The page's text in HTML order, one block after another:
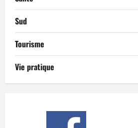
Sud
Tourisme
Vie pratique